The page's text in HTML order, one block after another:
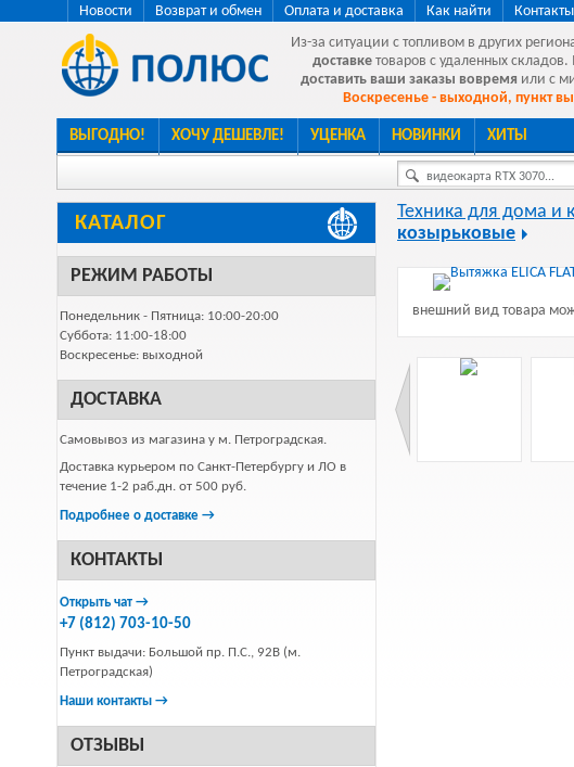
Новости Возврат и обмен Оплата и доставка Как найти Контакты
Из-за ситуации с топливом в других
доставке товаров с удаленных
доставить ваши заказы вовремя или с
Воскресенье - выходной, пункт
ВЫГОДНО! ХОЧУ ДЕШЕВЛЕ! УЦЕНКА НОВИНКИ ХИТЫ
видеокарта RTX 3070...
КАТАЛОГ
РЕЖИМ РАБОТЫ
Понедельник - Пятница: 10:00-20:00
Суббота: 11:00-18:00
Воскресенье: выходной
ДОСТАВКА
Самовывоз из магазина у м. Петроградская.
Доставка курьером по Санкт-Петербургу и ЛО в
течение 1-2 раб.дн. от 500 руб.
Подробнее о доставке →
КОНТАКТЫ
Открыть чат →
+7 (812) 703-10-50
Пункт выдачи: Большой пр. П.С., 92В (м.
Петроградская)
Наши контакты →
ОТЗЫВЫ
Техника для дома и
козырьковые
внешний вид товара